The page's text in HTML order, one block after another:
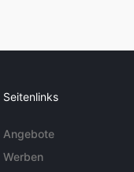
Seitenlinks
Angebote
Werben